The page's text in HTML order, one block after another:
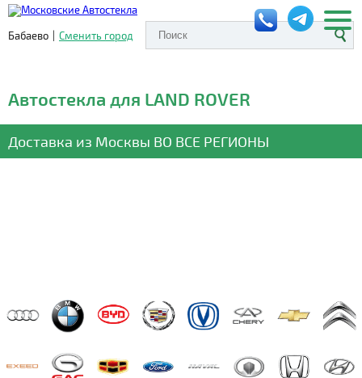
Бабаево | Сменить город
Автостекла для LAND ROVER
Доставка из Москвы ВО ВСЕ РЕГИОНЫ